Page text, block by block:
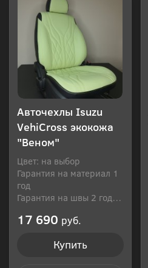
Авточехлы Isuzu
VehiCross экокожа
"Веном"
Цвет: на выбор
Гарантия на материал 1
год
Гарантия на швы 2 года
17 690 руб.
Купить